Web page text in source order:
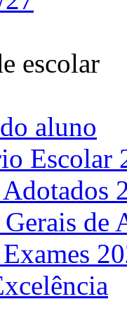
escolar
aluno
Escolar
de